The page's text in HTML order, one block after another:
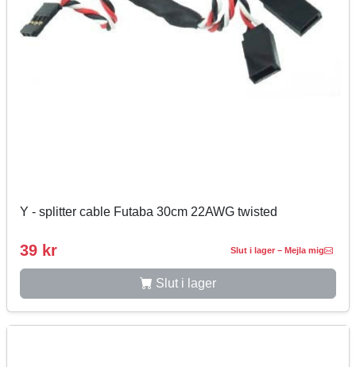
Y - splitter cable Futaba 30cm 22AWG twisted
39 kr Slut i lager – Mejla mig
Slut i lager